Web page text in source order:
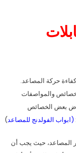
حركة المصاعد.
والمواصفات
بعض الخصائص
(ابواب الفولدنج للمصاعد)
المصاعد، حيث يجب أن